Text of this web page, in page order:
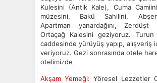
Kulesini (Antik Kale), Cuma
müzesini, Bakü Sahilini,
Apartman yanardağını, Zerdüşt
Ortaçağ Kalesini geziyoruz.
caddesinde yürüyüş yapıp, alışveriş
veriyoruz. Gezi sonrasında otele
otelimizde
Akşam Yemeği: Yöresel Lezzetler